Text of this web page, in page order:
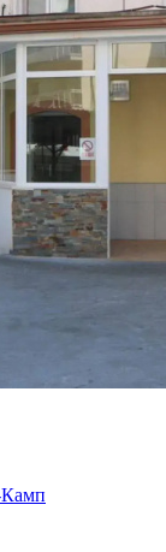
Камп